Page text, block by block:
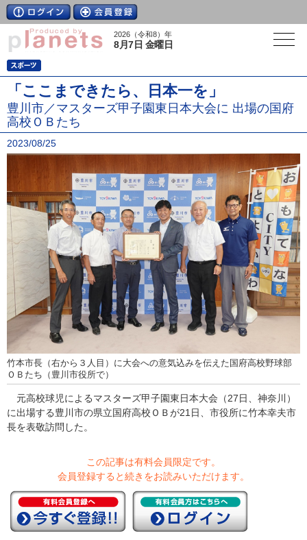
2026（令和8）年
8月7日 金曜日
「ここまできたら、日本一を」
豊川市／マスターズ甲子園東日本大会に 出場の国府
高校ＯＢたち
2023/08/25
竹本市長（右から３人目）に大会への意気込みを伝えた国府高校野球部
ＯＢたち（豊川市役所で）
元高校球児によるマスターズ甲子園東日本大会（27日、神奈川）
に出場する豊川市の県立国府高校ＯＢが21日、市役所に竹本幸夫市
長を表敬訪問した。
この記事は有料会員限定です。
会員登録すると続きをお読みいただけます。